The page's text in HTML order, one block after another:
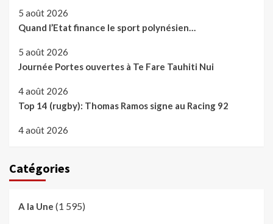
5 août 2026
Quand l’Etat finance le sport polynésien…
5 août 2026
Journée Portes ouvertes à Te Fare Tauhiti Nui
4 août 2026
Top 14 (rugby): Thomas Ramos signe au Racing 92
4 août 2026
Catégories
A la Une (1 595)